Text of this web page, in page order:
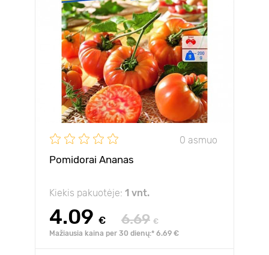
0 asmuo
Pomidorai Ananas
Kiekis pakuotėje: 1 vnt.
4.09 € 6.69 €
Mažiausia kaina per 30 dienų:* 6.69 €